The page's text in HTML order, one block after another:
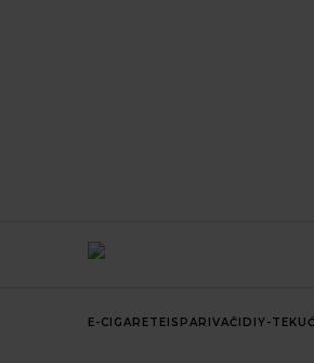
E-CIGARETEISPARIVAČI DIY-